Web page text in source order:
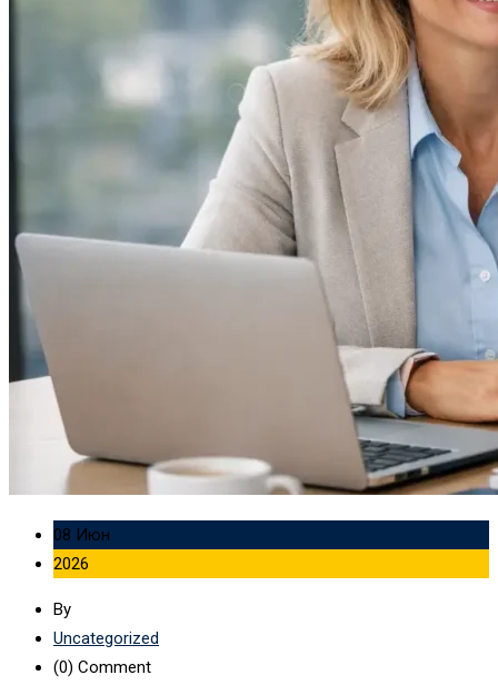
08 Июн
2026
By
Uncategorized
(0) Comment